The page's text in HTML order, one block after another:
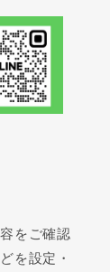
をご確認
を設定・